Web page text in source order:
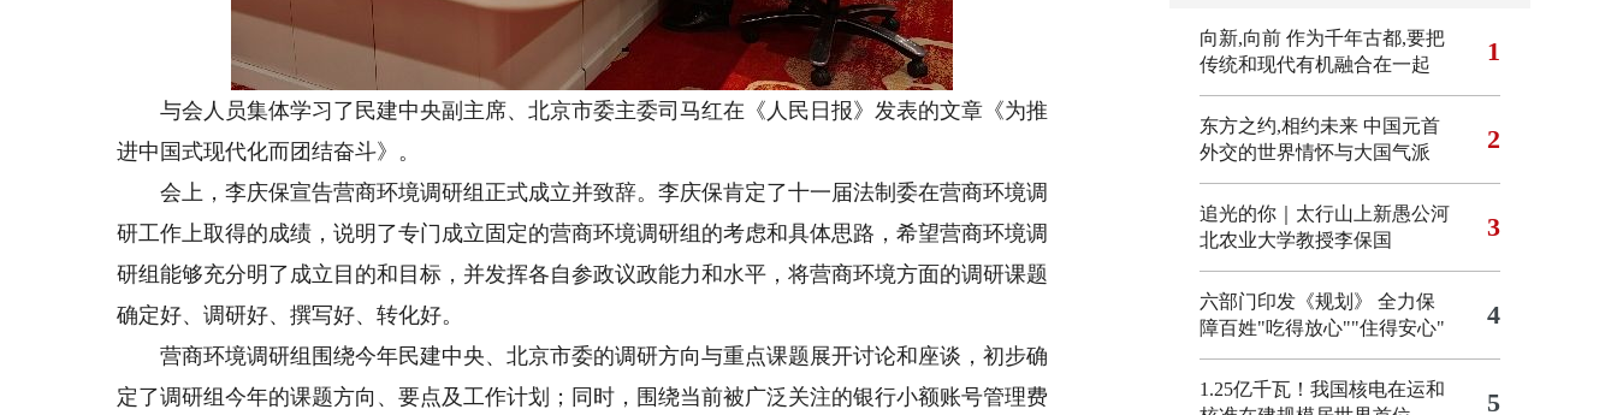
与会人员集体学习了民建中央副主席、北京市委主委司马红在《人民日报》发表的文章《为推
进中国式现代化而团结奋斗》。
会上，李庆保宣告营商环境调研组正式成立并致辞。李庆保肯定了十一届法制委在营商环境调
研工作上取得的成绩，说明了专门成立固定的营商环境调研组的考虑和具体思路，希望营商环境调
研组能够充分明了成立目的和目标，并发挥各自参政议政能力和水平，将营商环境方面的调研课题
确定好、调研好、撰写好、转化好。
营商环境调研组围绕今年民建中央、北京市委的调研方向与重点课题展开讨论和座谈，初步确
定了调研组今年的课题方向、要点及工作计划；同时，围绕当前被广泛关注的银行小额账号管理费
向新,向前 作为千年古都,要把
传统和现代有机融合在一起
1
东方之约,相约未来 中国元首
外交的世界情怀与大国气派
2
追光的你｜太行山上新愚公河
北农业大学教授李保国
3
六部门印发《规划》 全力保
障百姓"吃得放心""住得安心"
4
1.25亿千瓦！我国核电在运和
5